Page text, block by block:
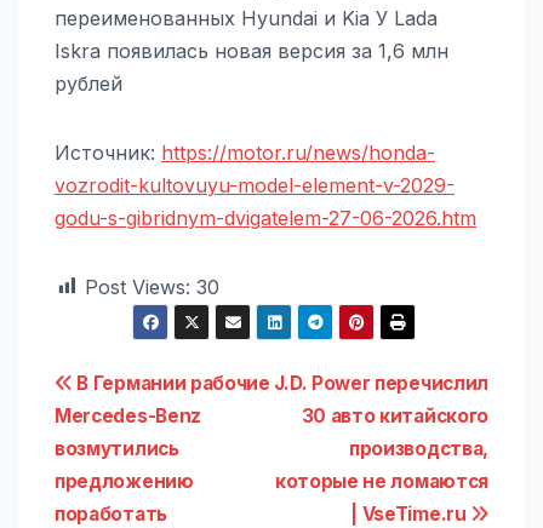
переименованных Hyundai и Kia У Lada
Iskra появилась новая версия за 1,6 млн
рублей
Источник: https://motor.ru/news/honda-
vozrodit-kultovuyu-model-element-v-2029-
godu-s-gibridnym-dvigatelem-27-06-2026.htm
Post Views: 30
Навигация
по
записям
J.D. Power перечислил
30 авто китайского
производства,
которые не ломаются
| VseTime.ru
В Германии рабочие
Mercedes-Benz
возмутились
предложению
поработать